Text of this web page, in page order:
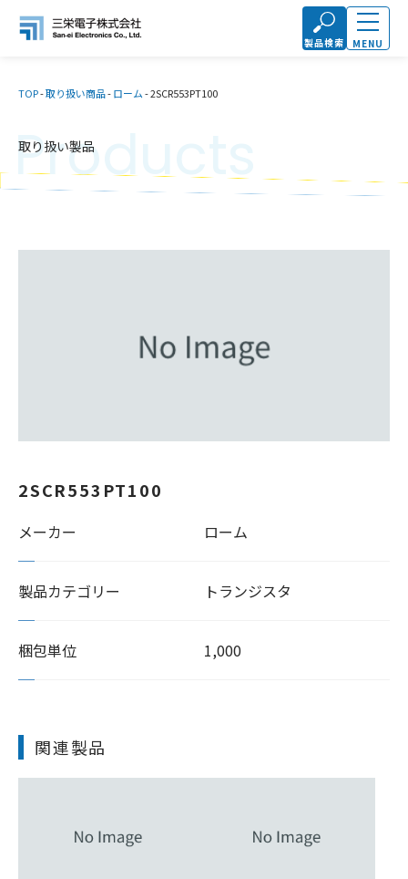
製品検索 MENU
TOP-取り扱い商品-ローム-2SCR553PT100
取り扱い製品
Products
2SCR553PT100
メーカー ローム
製品カテゴリー トランジスタ
梱包単位 1,000
関連製品